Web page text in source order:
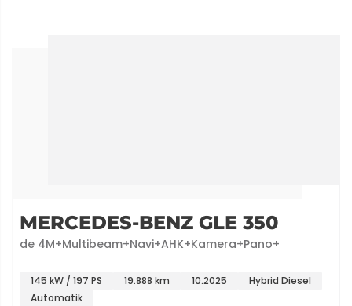
MERCEDES-BENZ GLE 350
de 4M+Multibeam+Navi+AHK+Kamera+Pano+
145 kW / 197 PS 19.888 km 10.2025
Hybrid Diesel
Automatik